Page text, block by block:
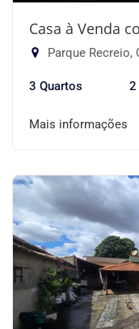
Casa à Venda
Parque Recreio,
3 Quartos 2
Mais informações